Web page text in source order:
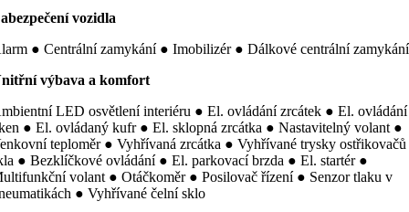
vozidla
● Centrální zamykání ● Imobilizér ● Dálkové centrální zamykání
výbava a komfort
LED osvětlení interiéru ● El. ovládání zrcátek ● El. ovládání
● El. ovládaný kufr ● El. sklopná zrcátka ● Nastavitelný volant ●
teploměr ● Vyhřívaná zrcátka ● Vyhřívané trysky ostřikovačů
● Bezklíčkové ovládání ● El. parkovací brzda ● El. startér ●
volant ● Otáčkoměr ● Posilovač řízení ● Senzor tlaku v
● Vyhřívané čelní sklo